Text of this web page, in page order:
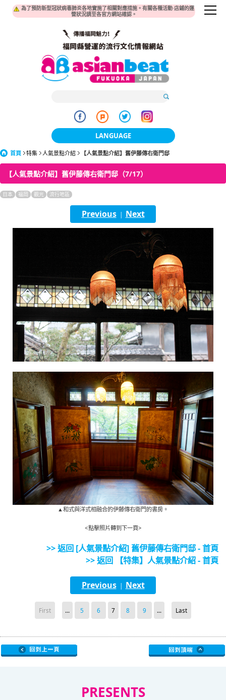
為了預防新型冠狀病毒肺炎各地實施了相關對應措施。有關各種活動·店鋪的運
營狀況請至各官方網站確認。
LANGUAGE
日本語
한국어
繁體中文
ภาษาไทย
tiéng Viêt
Bahasa Indonesia
首頁 特集 人氣景點介紹 【人氣景點介紹】舊伊藤傳右衛門邸
【人氣景點介紹】舊伊藤傳右衛門邸（7/17）
日本 福岡 觀光 流行地區
Previous| Next
▲和式與洋式相融合的伊藤傳右衛門的書房。
<點擊照片轉到下一頁>
>> 返回 [人氣景點介紹] 舊伊藤傳右衛門邸 - 首頁
>> 返回 【特集】人氣景點介紹 - 首頁
Previous| Next
First ... 5 6 7 8 9 ... Last
PRESENTS